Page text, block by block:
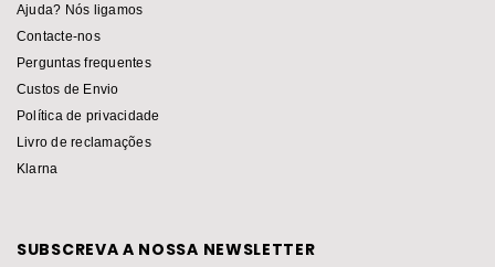
Ajuda? Nós ligamos
Contacte-nos
Perguntas frequentes
Custos de Envio
Política de privacidade
Livro de reclamações
Klarna
SUBSCREVA A NOSSA NEWSLETTER